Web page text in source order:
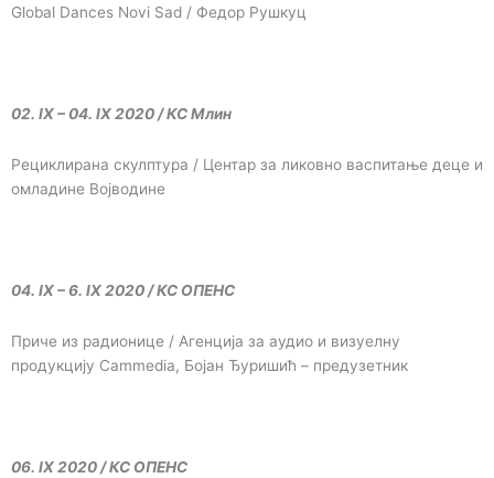
Global Dances Novi Sad / Федор Рушкуц
02. IX – 04. IX 2020 / КС Млин
Рециклирана скулптура / Центар за ликовно васпитање деце и
омладине Војводине
04. IX – 6. IX 2020 / КС ОПЕНС
Приче из радионице / Агенција за аудио и визуелну
продукцију Cammedia, Бојан Ђуришић – предузетник
06. IX 2020 / КС ОПЕНС